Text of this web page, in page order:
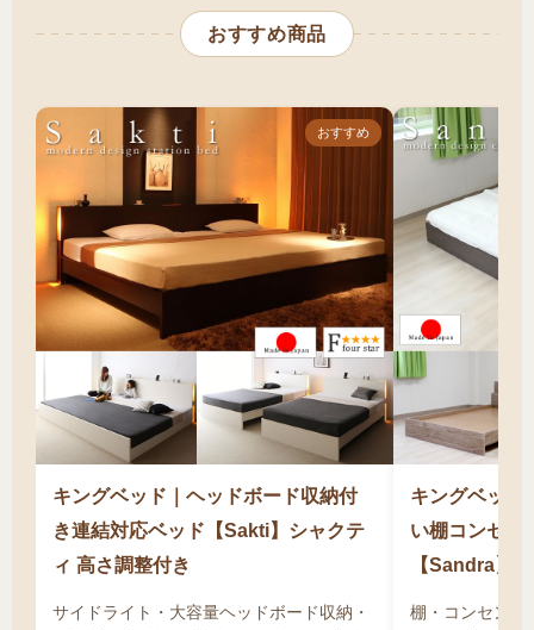
脚の本数と安定性（最大サイズは10本以上推
組立作業の人数確保（最低3人）
将来の使い方（子供が成長した後も使うか）
「家族全員で川の字に寝たい」「通気性
を重視したい」「収納は別で十分確保できてい
特に、12畳以上の広い主寝室がある戸建てや新
築マンションにお住まいで、お子様が複数いる
ご家族には理想的な選択です。幅180cmで大人
二人と子供三人が余裕を持って寝られる広さが
あり、家族の絆を深める時間を快適に過ごせま
す。床下空間があるため家族全員分の湿気も効
率的に逃がせ、通気性の良さで広いマットレス
を清潔に保てます。収納機能がないシンプル設
計のため、キングサイズでも収納ベッドより組
立が簡単で、価格も抑えられます。既にウォー
方、ファミリーベッドとして通気性と睡眠の質
舗より安く高品質なキングステーションベッド
おすすめ商品
おすすめ
キングベッド｜ヘッドボード収納付
き連結対応ベッド【Sakti】シャクテ
ィ 高さ調整付き
サイドライト・大容量ヘッドボード収納・
キングベッド
い棚コンセン
【Sandra】
棚・コンセント